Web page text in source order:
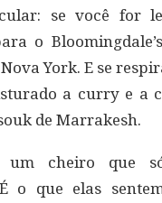
se você for
o
York. E se
a curry e a
de Marrakesh.
um cheiro que
o que elas